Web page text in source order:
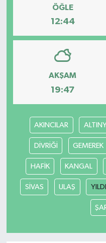
ÖĞLE
12:44
AKŞAM
19:47
AKINCILAR
DİVRİĞİ GEMEREK
HAFİK KANGAL
SİVAS ULAŞ